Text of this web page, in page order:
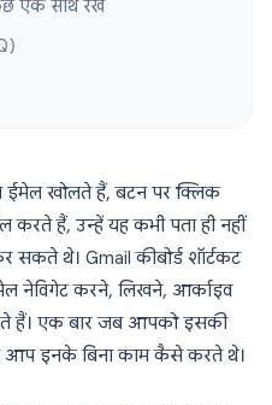
एक साथ रखें
ईमेल खोलते हैं, बटन पर क्लिक
हैं, उन्हें यह कभी पता ही नहीं
थे। Gmail कीबोर्ड शॉर्टकट
नेविगेट करने, लिखने, आर्काइव
हैं। एक बार जब आपको इसकी
इनके बिना काम कैसे करते थे।